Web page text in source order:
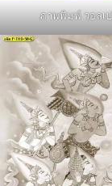
ภาพพิมพ์ วอลเ